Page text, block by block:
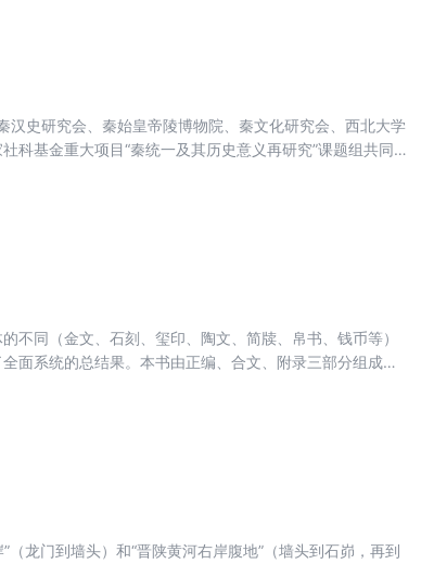
汉史研究会、秦始皇帝陵博物院、秦文化研究会、西北大学
科基金重大项目“秦统一及其历史意义再研究”课题组共同
不同（金文、石刻、玺印、陶文、简牍、帛书、钱币等）
面系统的总结果。本书由正编、合文、附录三部分组成，
龙门到墙头）和“晋陕黄河右岸腹地”（墙头到石峁，再到